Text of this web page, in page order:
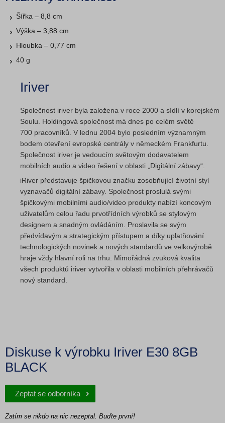
Šířka – 8,8 cm
Výška – 3,88 cm
Hloubka – 0,77 cm
40 g
Iriver
Společnost iriver byla založena v roce 2000 a sídlí v korejském
Soulu. Holdingová společnost má dnes po celém světě
700 pracovníků. V lednu 2004 bylo posledním významným
bodem otevření evropské centrály v německém Frankfurtu.
Společnost iriver je vedoucím světovým dodavatelem
mobilních audio a video řešení v oblasti „Digitální zábavy“.
iRiver představuje špičkovou značku zosobňující životní styl
vyznavačů digitální zábavy. Společnost proslulá svými
špičkovými mobilními audio/video produkty nabízí koncovým
uživatelům celou řadu prvotřídních výrobků se stylovým
designem a snadným ovládáním. Proslavila se svým
předvídavým a strategickým přístupem a díky uplatňování
technologických novinek a nových standardů ve velkovýrobě
hraje vždy hlavní roli na trhu. Mimořádná zvuková kvalita
všech produktů iriver vytvořila v oblasti mobilních přehrávačů
nový standard.
Diskuse k výrobku Iriver E30 8GB
BLACK
Zeptat se odborníka
Zatím se nikdo na nic nezeptal. Buďte první!